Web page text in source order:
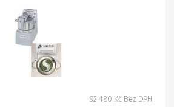
92 480 Kč Bez DPH